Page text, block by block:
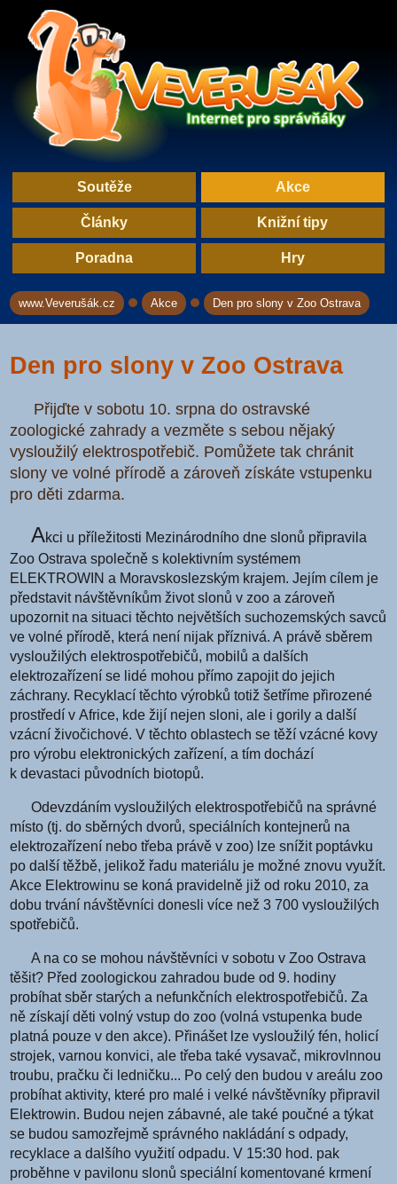
Soutěže Akce
Články Knižní tipy
Poradna Hry
www.Veverušák.cz→ Akce→ Den pro slony v Zoo Ostrava
Den pro slony v Zoo Ostrava
Přijďte v sobotu 10. srpna do ostravské
zoologické zahrady a vezměte s sebou nějaký
vysloužilý elektrospotřebič. Pomůžete tak chránit
slony ve volné přírodě a zároveň získáte vstupenku
pro děti zdarma.
Akci u příležitosti Mezinárodního dne slonů připravila
Zoo Ostrava společně s kolektivním systémem
ELEKTROWIN a Moravskoslezským krajem. Jejím cílem je
představit návštěvníkům život slonů v zoo a zároveň
upozornit na situaci těchto největších suchozemských savců
ve volné přírodě, která není nijak příznivá. A právě sběrem
vysloužilých elektrospotřebičů, mobilů a dalších
elektrozařízení se lidé mohou přímo zapojit do jejich
záchrany. Recyklací těchto výrobků totiž šetříme přirozené
prostředí v Africe, kde žijí nejen sloni, ale i gorily a další
vzácní živočichové. V těchto oblastech se těží vzácné kovy
pro výrobu elektronických zařízení, a tím dochází
k devastaci původních biotopů.
Odevzdáním vysloužilých elektrospotřebičů na správné
místo (tj. do sběrných dvorů, speciálních kontejnerů na
elektrozařízení nebo třeba právě v zoo) lze snížit poptávku
po další těžbě, jelikož řadu materiálu je možné znovu využít.
Akce Elektrowinu se koná pravidelně již od roku 2010, za
dobu trvání návštěvníci donesli více než 3 700 vysloužilých
spotřebičů.
A na co se mohou návštěvníci v sobotu v Zoo Ostrava
těšit? Před zoologickou zahradou bude od 9. hodiny
probíhat sběr starých a nefunkčních elektrospotřebičů. Za
ně získají děti volný vstup do zoo (volná vstupenka bude
platná pouze v den akce). Přinášet lze vysloužilý fén, holicí
strojek, varnou konvici, ale třeba také vysavač, mikrovlnnou
troubu, pračku či ledničku... Po celý den budou v areálu zoo
probíhat aktivity, které pro malé i velké návštěvníky připravil
Elektrowin. Budou nejen zábavné, ale také poučné a týkat
se budou samozřejmě správného nakládání s odpady,
recyklace a dalšího využití odpadu. V 15:30 hod. pak
proběhne v pavilonu slonů speciální komentované krmení